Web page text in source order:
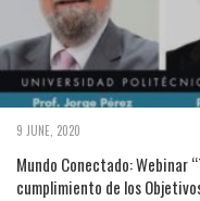
9 JUNE, 2020
Mundo Conectado: Webinar
cumplimiento de los